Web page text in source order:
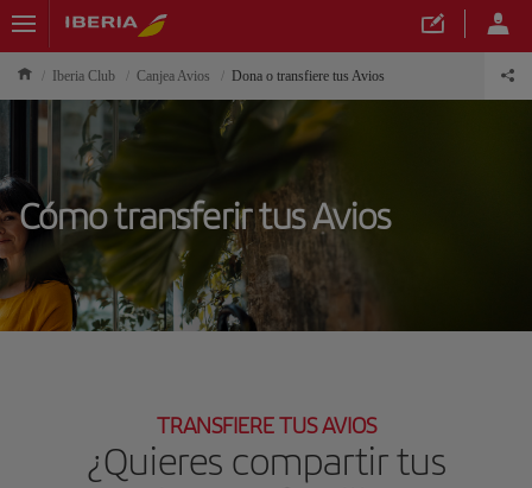
Iberia Club Canjea Avios Dona o transfiere tus Avios
Cómo transferir tus Avios
TRANSFIERE TUS AVIOS
¿Quieres compartir tus